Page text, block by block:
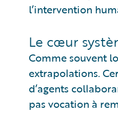
l’intervention
Le cœur
Comme souvent
extrapolations.
d’agents
pas vocation à